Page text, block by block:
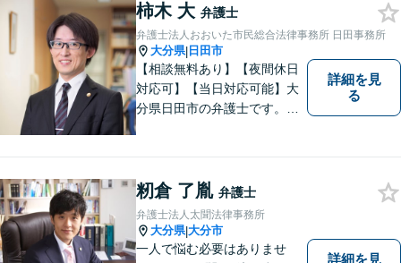
柿木 大 弁護士
弁護士法人おおいた市民総合法律事務所 日田事務所
大分県| 日田市
【相談無料あり】【夜間休日
対応可】【当日対応可能】大
分県日田市の弁護士です。離
詳細を見
る
籾倉 了胤 弁護士
弁護士法人太聞法律事務所
大分県|大分市
一人で悩む必要はありませ
詳細を見